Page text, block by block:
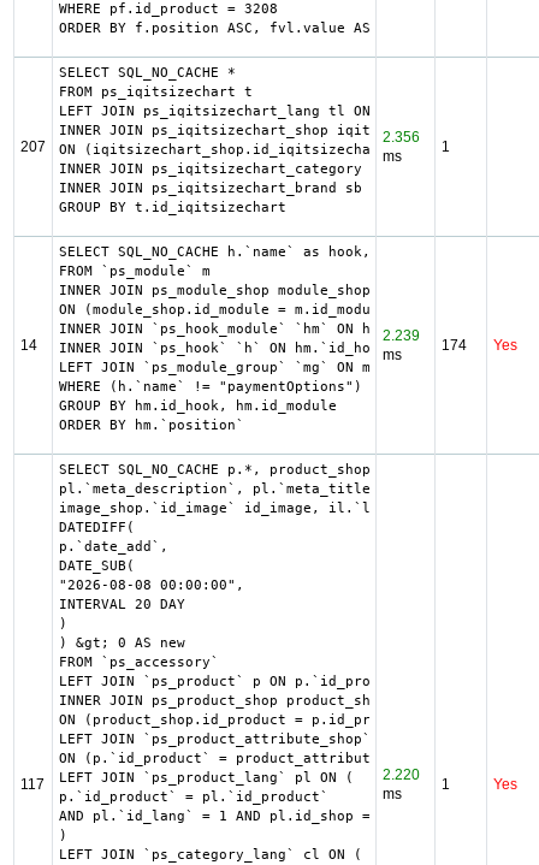
WHERE pf.id_product = 3208
ORDER BY f.position ASC, fvl.value ASC
207
SELECT SQL_NO_CACHE *
FROM ps_iqitsizechart t
LEFT JOIN ps_iqitsizechart_lang tl ON
INNER JOIN ps_iqitsizechart_shop iqitsizechart_shop
ON (iqitsizechart_shop.id_iqitsizechart =
INNER JOIN ps_iqitsizechart_category sc  ON
INNER JOIN ps_iqitsizechart_brand sb  ON
GROUP BY t.id_iqitsizechart
2.356
ms
1
14
SELECT SQL_NO_CACHE h.`name` as hook, m.`id_module`,
FROM `ps_module` m
INNER JOIN ps_module_shop module_shop
ON (module_shop.id_module = m.id_module AND
INNER JOIN `ps_hook_module` `hm` ON hm.`id_module` =
INNER JOIN `ps_hook` `h` ON hm.`id_hook` = h.`id_hook`
LEFT JOIN `ps_module_group` `mg` ON mg.`id_module` =
WHERE (h.`name` != "paymentOptions") AND
GROUP BY hm.id_hook, hm.id_module
ORDER BY hm.`position`
2.239
ms
174 Yes
117
SELECT SQL_NO_CACHE p.*, product_shop.*,
pl.`meta_description`, pl.`meta_title`, pl.`name`,
image_shop.`id_image` id_image, il.`legend`, m.`name`
DATEDIFF(
p.`date_add`,
DATE_SUB(
"2026-08-08 00:00:00",
INTERVAL 20 DAY
)
) &gt; 0 AS new
FROM `ps_accessory`
LEFT JOIN `ps_product` p ON p.`id_product` =
INNER JOIN ps_product_shop product_shop
ON (product_shop.id_product = p.id_product AND
LEFT JOIN `ps_product_attribute_shop`
ON (p.`id_product` = product_attribute_shop.`id_product`
LEFT JOIN `ps_product_lang` pl ON (
p.`id_product` = pl.`id_product`
AND pl.`id_lang` = 1 AND pl.id_shop = 1
)
LEFT JOIN `ps_category_lang` cl ON (
2.220
ms
1 Yes